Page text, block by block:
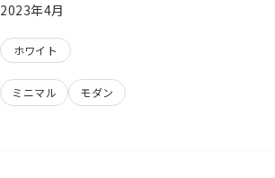
2023年4月
ホワイト
ミニマル モダン